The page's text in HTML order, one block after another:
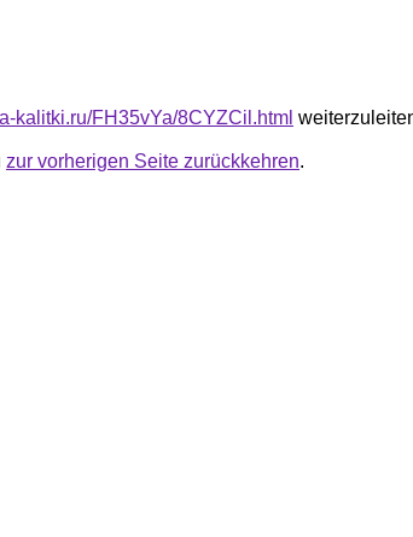
kalitki.ru/FH35vYa/8CYZCil.html
zur vorherigen Seite zurückkehren.